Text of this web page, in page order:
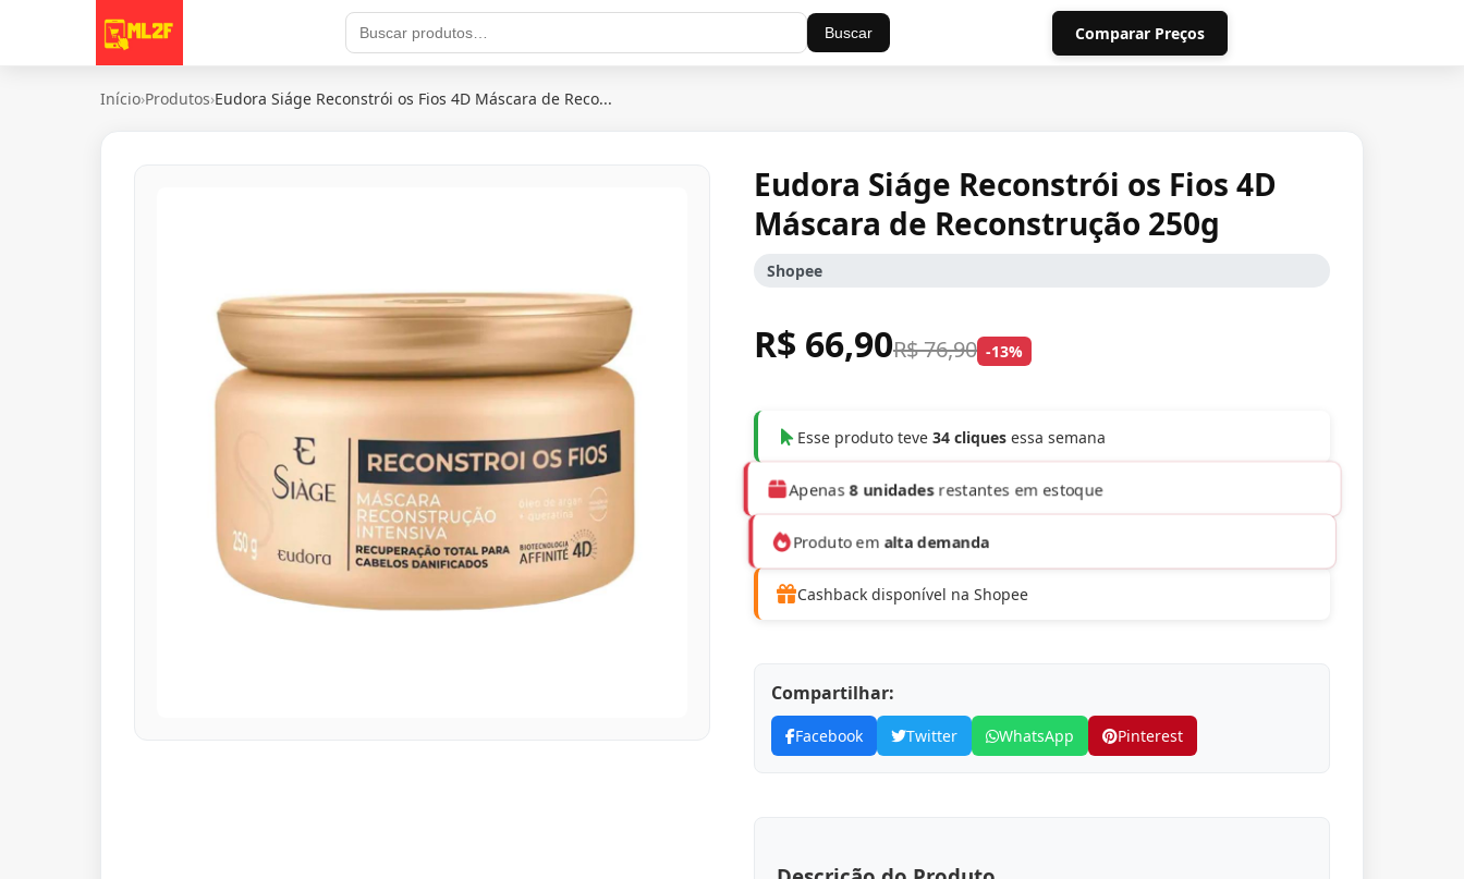
Buscar Comparar Preços
Início›Produtos›Eudora Siáge Reconstrói os Fios 4D Máscara de Reco...
Eudora Siáge Reconstrói os Fios 4D
Máscara de Reconstrução 250g
Shopee
R$ 66,90R$ 76,90 -13%
Esse produto teve 34 cliques essa semana
Apenas8 unidadesrestantes em estoque
Produto em alta demanda
Cashback disponível na Shopee
Compartilhar:
Facebook Twitter WhatsApp Pinterest